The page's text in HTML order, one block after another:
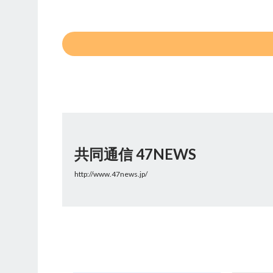
共同通信 47NEWS
http://www.47news.jp/